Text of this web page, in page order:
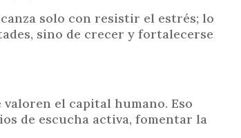
solo con resistir el estrés; lo
sino de crecer y fortalecerse
el capital humano. Eso
de escucha activa, fomentar la